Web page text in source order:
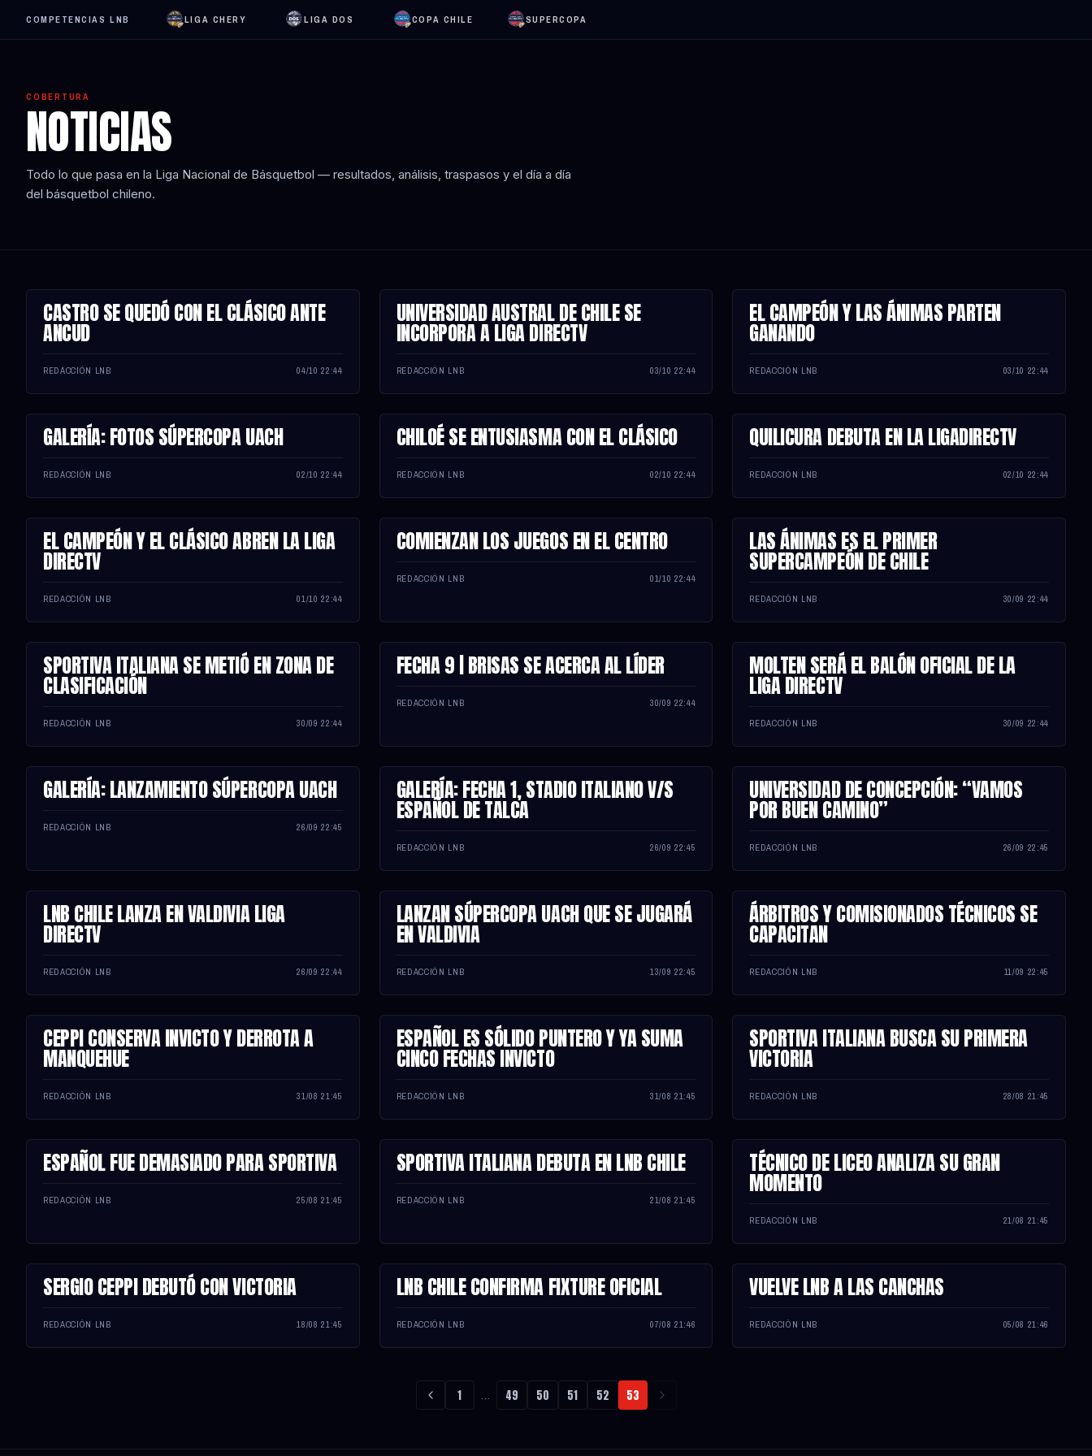
COMPETENCIAS LNB LIGA CHERY LIGA DOS COPA CHILE SUPERCOPA
COBERTURA
NOTICIAS
Todo lo que pasa en la Liga Nacional de Básquetbol — resultados, análisis, traspasos y el día a día
del básquetbol chileno.
NOTA
CASTRO SE QUEDÓ CON EL CLÁSICO ANTE
ANCUD
REDACCIÓN LNB 04/10 22:44
NOTA
UNIVERSIDAD AUSTRAL DE CHILE SE
INCORPORA A LIGA DIRECTV
REDACCIÓN LNB 03/10 22:44
NOTA
EL CAMPEÓN Y LAS ÁNIMAS PARTEN
GANANDO
REDACCIÓN LNB 03/10 22:44
NOTA
GALERÍA: FOTOS SÚPERCOPA UACH
REDACCIÓN LNB 02/10 22:44
NOTA
CHILOÉ SE ENTUSIASMA CON EL CLÁSICO
REDACCIÓN LNB 02/10 22:44
NOTA
QUILICURA DEBUTA EN LA LIGADIRECTV
REDACCIÓN LNB 02/10 22:44
NOTA
EL CAMPEÓN Y EL CLÁSICO ABREN LA LIGA
DIRECTV
REDACCIÓN LNB 01/10 22:44
NOTA
COMIENZAN LOS JUEGOS EN EL CENTRO
REDACCIÓN LNB 01/10 22:44
NOTA
LAS ÁNIMAS ES EL PRIMER
SUPERCAMPEÓN DE CHILE
REDACCIÓN LNB 30/09 22:44
NOTA
SPORTIVA ITALIANA SE METIÓ EN ZONA DE
CLASIFICACIÓN
REDACCIÓN LNB 30/09 22:44
NOTA
FECHA 9 | BRISAS SE ACERCA AL LÍDER
REDACCIÓN LNB 30/09 22:44
NOTA
MOLTEN SERÁ EL BALÓN OFICIAL DE LA
LIGA DIRECTV
REDACCIÓN LNB 30/09 22:44
NOTA
GALERÍA: LANZAMIENTO SÚPERCOPA UACH
REDACCIÓN LNB 26/09 22:45
NOTA
GALERÍA: FECHA 1, STADIO ITALIANO V/S
ESPAÑOL DE TALCA
REDACCIÓN LNB 26/09 22:45
NOTA
UNIVERSIDAD DE CONCEPCIÓN: “VAMOS
POR BUEN CAMINO”
REDACCIÓN LNB 26/09 22:45
NOTA
LNB CHILE LANZA EN VALDIVIA LIGA
DIRECTV
REDACCIÓN LNB 26/09 22:44
NOTA
LANZAN SÚPERCOPA UACH QUE SE JUGARÁ
EN VALDIVIA
REDACCIÓN LNB 13/09 22:45
NOTA
ÁRBITROS Y COMISIONADOS TÉCNICOS SE
CAPACITAN
REDACCIÓN LNB 11/09 22:45
NOTA
CEPPI CONSERVA INVICTO Y DERROTA A
MANQUEHUE
REDACCIÓN LNB 31/08 21:45
NOTA
ESPAÑOL ES SÓLIDO PUNTERO Y YA SUMA
CINCO FECHAS INVICTO
REDACCIÓN LNB 31/08 21:45
NOTA
SPORTIVA ITALIANA BUSCA SU PRIMERA
VICTORIA
REDACCIÓN LNB 28/08 21:45
NOTA
ESPAÑOL FUE DEMASIADO PARA SPORTIVA
REDACCIÓN LNB 25/08 21:45
NOTA
SPORTIVA ITALIANA DEBUTA EN LNB CHILE
REDACCIÓN LNB 21/08 21:45
NOTA
TÉCNICO DE LICEO ANALIZA SU GRAN
MOMENTO
REDACCIÓN LNB 21/08 21:45
NOTA
SERGIO CEPPI DEBUTÓ CON VICTORIA
REDACCIÓN LNB 18/08 21:45
NOTA
LNB CHILE CONFIRMA FIXTURE OFICIAL
REDACCIÓN LNB 07/08 21:46
NOTA
VUELVE LNB A LAS CANCHAS
REDACCIÓN LNB 05/08 21:46
1 … 49 50 51 52 53